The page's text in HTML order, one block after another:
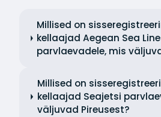
Millised on
kellaajad Aegean Sea
parvlaevadele, mis
Millised on
kellaajad Seajetsi
väljuvad Pireusest?